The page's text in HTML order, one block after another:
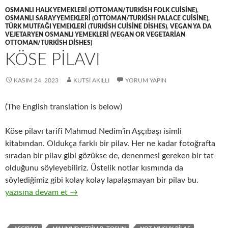
OSMANLI HALK YEMEKLERI (OTTOMAN/TURKISH FOLK CUISINE),
OSMANLI SARAY YEMEKLERI (OTTOMAN/TURKISH PALACE CUISINE),
TÜRK MUTFAĞI YEMEKLERI (TURKISH CUISINE DISHES), VEGAN YA DA
VEJETARYEN OSMANLI YEMEKLERI (VEGAN OR VEGETARIAN
OTTOMAN/TURKISH DISHES)
KÖSE PİLAVI
KASIM 24, 2023 KUTSI AKILLI YORUM YAPIN
(The English translation is below)
Köse pilavı tarifi Mahmud Nedim’in Aşçıbaşı isimli
kitabından. Oldukça farklı bir pilav. Her ne kadar fotoğrafta
sıradan bir pilav gibi gözükse de, denenmesi gereken bir tat
olduğunu söyleyebiliriz. Üstelik notlar kısmında da
söylediğimiz gibi kolay kolay lapalaşmayan bir pilav bu.
KÖSE PİLAVI
yazısına devam et →